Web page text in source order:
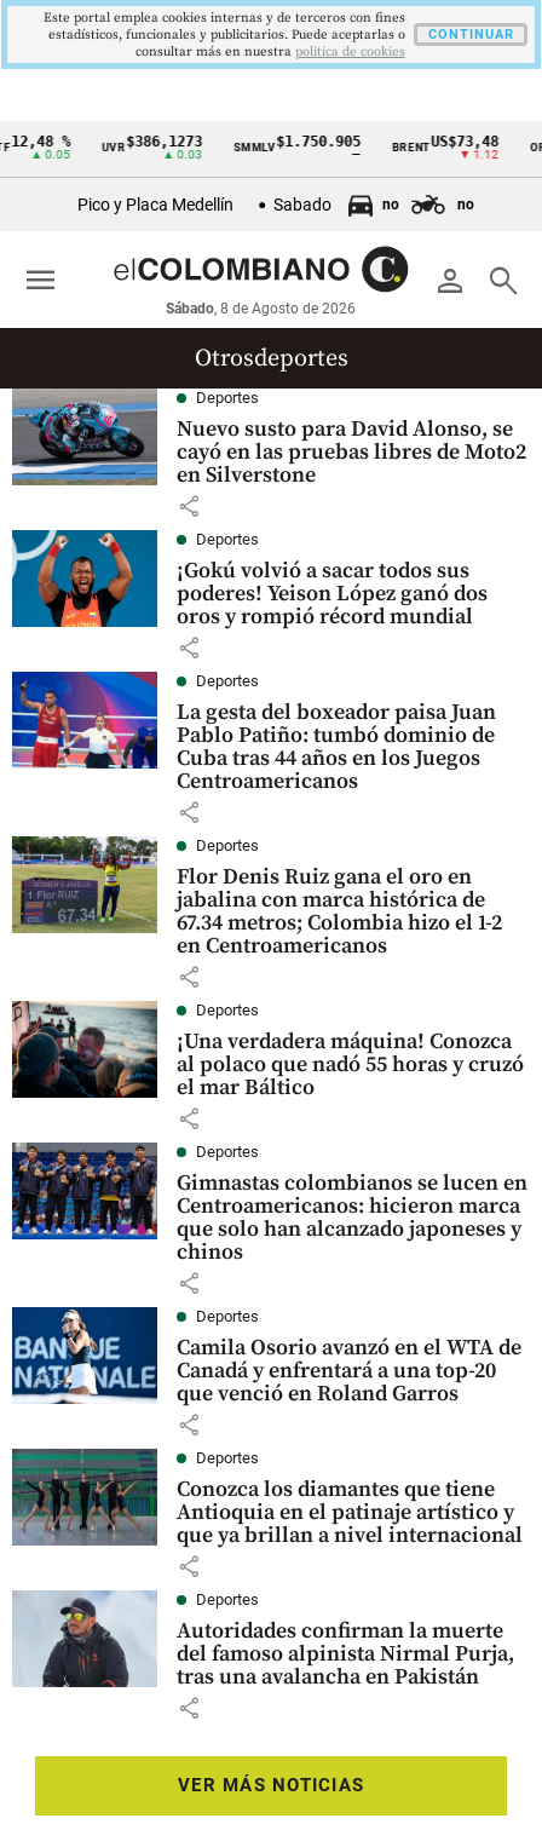
Cintillo
económicos
Colombia
12,48 %
▲ 0.05
UVR$386,1273
▲ 0.03
SMMLV$1.750.905
—
BRENTUS$73,48
▼ 1.12
Pico y Placa Medellín Sabado no no
person search
Sábado, 8 de Agosto de 2026
menu
Otrosdeportes
Deportes
Nuevo susto para David Alonso, se
cayó en las pruebas libres de Moto2
en Silverstone
share
Deportes
¡Gokú volvió a sacar todos sus
poderes! Yeison López ganó dos
oros y rompió récord mundial
share
Deportes
La gesta del boxeador paisa Juan
Pablo Patiño: tumbó dominio de
Cuba tras 44 años en los Juegos
Centroamericanos
share
Deportes
Flor Denis Ruiz gana el oro en
jabalina con marca histórica de
67.34 metros; Colombia hizo el 1-2
en Centroamericanos
share
Deportes
¡Una verdadera máquina! Conozca
al polaco que nadó 55 horas y cruzó
el mar Báltico
share
Deportes
Gimnastas colombianos se lucen en
Centroamericanos: hicieron marca
que solo han alcanzado japoneses y
chinos
share
Deportes
Camila Osorio avanzó en el WTA de
Canadá y enfrentará a una top-20
que venció en Roland Garros
share
Deportes
Conozca los diamantes que tiene
Antioquia en el patinaje artístico y
que ya brillan a nivel internacional
share
Deportes
Autoridades confirman la muerte
del famoso alpinista Nirmal Purja,
tras una avalancha en Pakistán
share
VER MÁS NOTICIAS
Este portal emplea cookies internas y de terceros con fines
estadísticos, funcionales y publicitarios. Puede aceptarlas o
consultar más en nuestra politica de cookies
CONTINUAR